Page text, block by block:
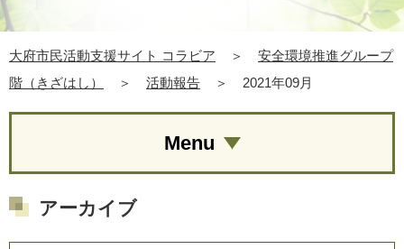
大府市民活動支援サイト コラビア ＞
安全環境推進グループ
階（きざはし）
＞ 活動報告 ＞ 2021年09月
Menu
アーカイブ